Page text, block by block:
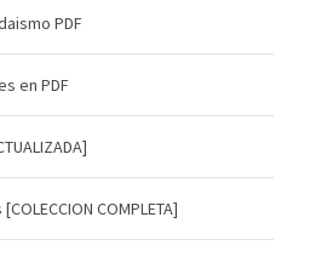
PDF
en PDF
COMPLETA]